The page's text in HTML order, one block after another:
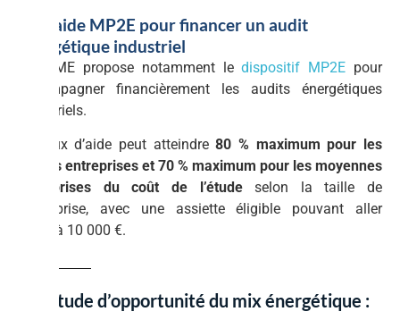
3.3 L’aide MP2E pour financer un audit
énergétique industriel
L’ADEME propose notamment ledispositif MP2E pour
accompagner financièrement les audits énergétiques
industriels.
Le taux d’aide peut atteindre80 % maximum pour les
petites entreprises et 70 % maximum pour les moyennes
entreprises du coût de l’étudeselon la taille de
l’entreprise, avec une assiette éligible pouvant aller
jusqu’à 10 000 €.
04. Étude d’opportunité du mix énergétique :